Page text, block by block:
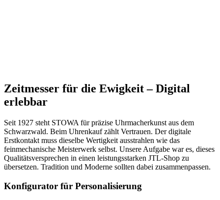
Zeitmesser für die Ewigkeit – Digital
erlebbar
Seit 1927 steht STOWA für präzise Uhrmacherkunst aus dem
Schwarzwald. Beim Uhrenkauf zählt Vertrauen. Der digitale
Erstkontakt muss dieselbe Wertigkeit ausstrahlen wie das
feinmechanische Meisterwerk selbst. Unsere Aufgabe war es, dieses
Qualitätsversprechen in einen leistungsstarken JTL-Shop zu
übersetzen. Tradition und Moderne sollten dabei zusammenpassen.
Konfigurator für Personalisierung